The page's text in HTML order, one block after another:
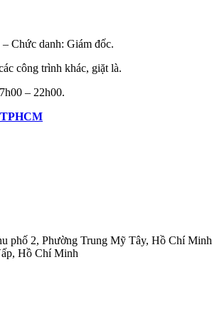
Chức danh: Giám đốc.
công trình khác, giặt là.
– 22h00.
TPHCM
phố 2, Phường Trung Mỹ Tây, Hồ Chí Minh
Hồ Chí Minh